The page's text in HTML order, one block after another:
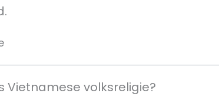
Vietnamese volksreligie?